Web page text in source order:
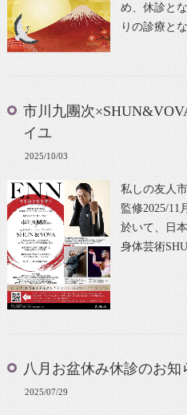
め、休診と
りの診療と
市川九團次
イユ
2025/10/03
私しの友人
監修2025/11
於いて、日
身体芸術
八月お盆休み休診のお知
2025/07/29